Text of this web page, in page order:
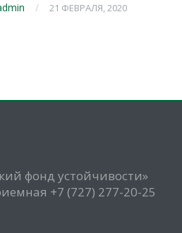
/ 21 ФЕВРАЛЯ, 2020
фонд устойчивости»
+7 (727) 277-20-25